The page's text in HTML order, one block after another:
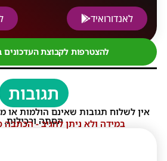
לאנדורואיד
להצטרפות לקבוצת העדכונים
תגובות
אין לשלוח תגובות שאינם הולמות או
הסתה ורכילות.
במידה ולא ניתן להגיב - הכתבה